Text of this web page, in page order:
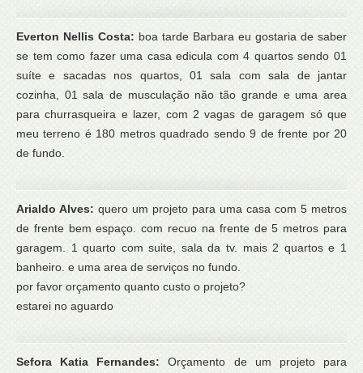
Everton Nellis Costa: boa tarde Barbara eu gostaria de saber
se tem como fazer uma casa edicula com 4 quartos sendo 01
suíte e sacadas nos quartos, 01 sala com sala de jantar
cozinha, 01 sala de musculação não tão grande e uma area
para churrasqueira e lazer, com 2 vagas de garagem só que
meu terreno é 180 metros quadrado sendo 9 de frente por 20
de fundo.
Arialdo Alves: quero um projeto para uma casa com 5 metros
de frente bem espaço. com recuo na frente de 5 metros para
garagem. 1 quarto com suite, sala da tv. mais 2 quartos e 1
banheiro. e uma area de serviços no fundo.
por favor orçamento quanto custo o projeto?
estarei no aguardo
Sefora Katia Fernandes:Orçamento de um projeto para